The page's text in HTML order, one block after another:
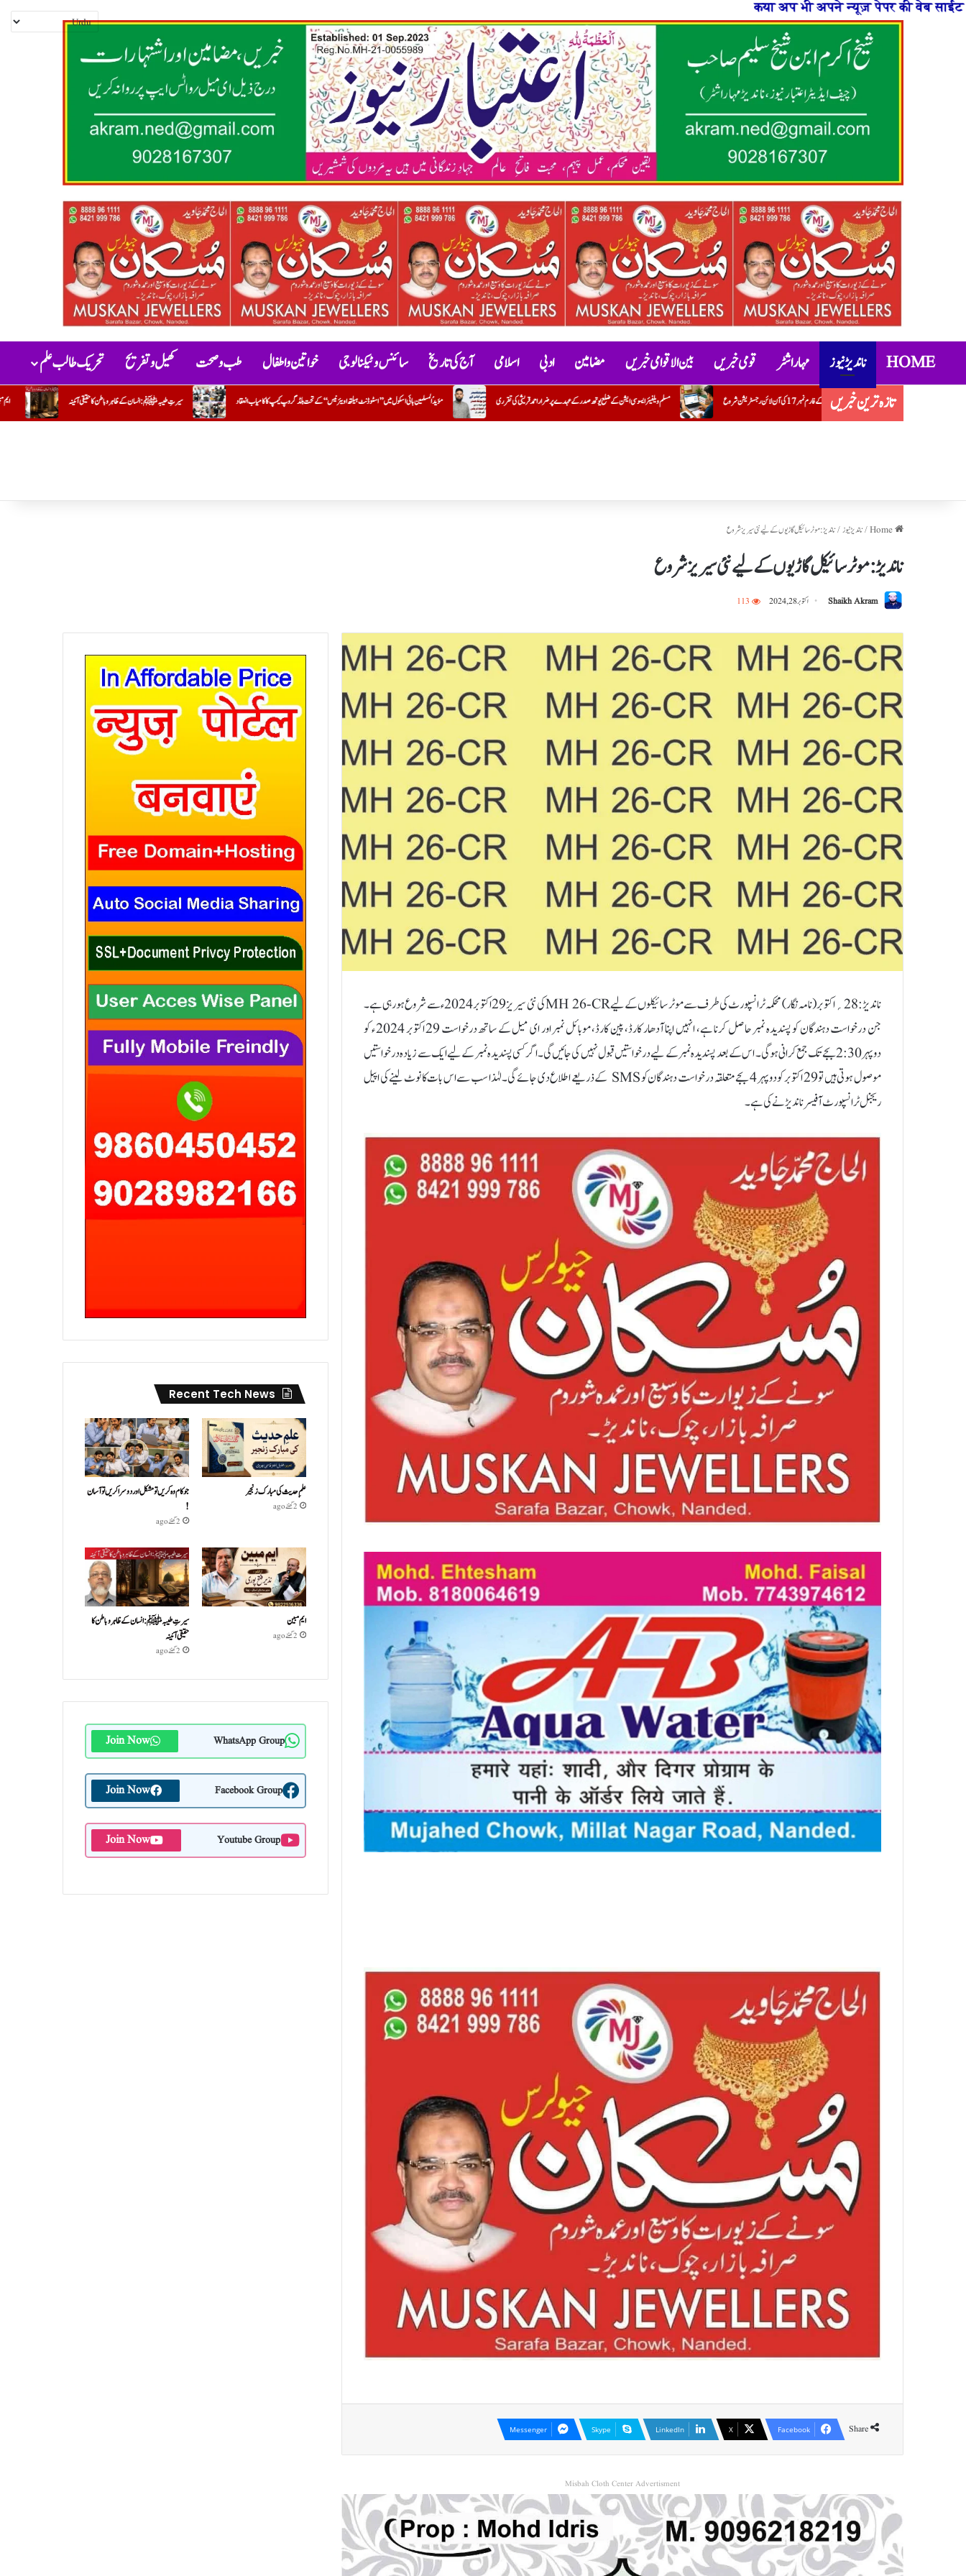
कया अप भी अपने न्यूज़ पेपर की वेब साईट बनाना चाहते है या फिर
HOME ناندیڑ نیوز مہاراشٹر قومی خبریں بین الاقوامی خبریں مضامین ادبی اسلامی آج کی تاریخ سائنس و ٹیکنالوجی خواتین و اطفال طب و صحت کھیل و تفریح تحریک طالب علم
تازہ ترین خبریں جو کام وہ کریں تو مشکل اور دوسرا کریں تو آسان ! ایم مبین سیرتِ طیبہﷺ: انسان کے ظاہر و باطن کا حقیقی آئینہ مؤیدُ المسلمین ہائی اسکول میں ’’اسٹوڈنٹ ہیلتھ اویئرنیس‘‘ کے تحت بلڈ گروپ کیمپ کا کامیاب انعقاد مسلم ویلفیئر ایسوسی ایشن کے ضلع یوتھ صدر کے عہدے پر ضرار احمد قریشی کی تقرری
/ناندیڑ نیوز/ناندیڑ: موٹر سائیکل گاڑیوں کے لیے نئی سیریز شروع
ناندیڑ: موٹر سائیکل گاڑیوں کے لیے نئی سیریز شروع
Shaikh Akram اکتوبر 28, 2024 113
ناندیڑ:28؍اکتوبر ( نامہ نگار) محکمہ ٹرانسپورٹ کی طرف سے موٹر سائیکلوں کے لیے MH 26-CRکی نئی سیریز 29 اکتوبر 2024 ء سے شروع ہو رہی ہے۔
جن درخواست دہندگان کو پسندیدہ نمبر حاصل کرنا ہے، انہیں اپنا آدھار کارڈ، پین کارڈ، موبائل نمبر اور ای میل کے ساتھ درخواست 29 اکتوبر 2024 ء کو
دوپہر 2:30بجے تک جمع کرانی ہوگی۔ اس کے بعد پسندیدہ نمبر کے لیے درخواستیں قبول نہیں کی جائیں گی۔اگر کسی پسندیدہ نمبر کے لیے ایک سے زیادہ درخواستیں
موصول ہوتی ہیں تو 29 اکتوبر کو دوپہر 4 بجے متعلقہ درخواست دہندگان کو SMS کے ذریعے اطلاع دی جائے گی۔ لہٰذا سب سے اس بات کا نوٹ لینے کی اپیل
ریجنل ٹرانسپورٹ آفیسر ناندیڑ نے کی ہے۔
Share
Facebook
X
LinkedIn
Skype
Messenger
Misbah Cloth Center Advertisment
Recent Tech News
علمِ حدیث کی مبارک زنجیر
2 گھنٹے ago
جو کام وہ کریں تو مشکل اور دوسرا کریں تو آسان
!
2 گھنٹے ago
ایم مبین
2 گھنٹے ago
سیرتِ طیبہﷺ: انسان کے ظاہر و باطن کا
حقیقی آئینہ
2 گھنٹے ago
WhatsApp Group
Join Now
Facebook Group
Join Now
Youtube Group
Join Now